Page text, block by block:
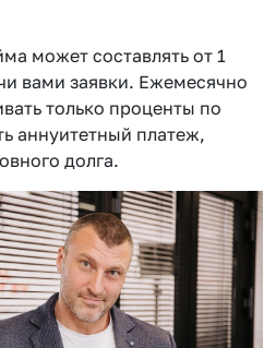
может составлять от 1
вами заявки. Ежемесячно
только проценты по
аннуитетный платеж,
долга.